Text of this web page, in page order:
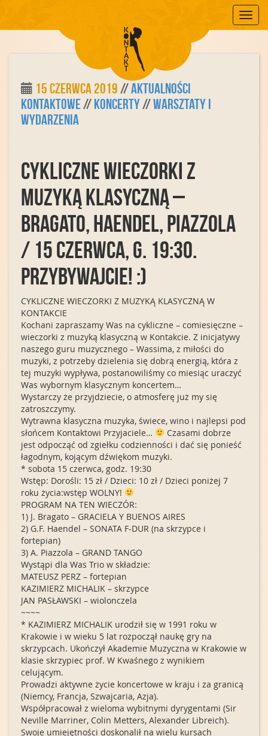
Mobile
15 czerwca 2019//Aktualności
Kontaktowe//Koncerty//Warsztaty i
Wydarzenia
CYKLICZNE WIECZORKI Z
MUZYKĄ KLASYCZNĄ –
BRAGATO, HAENDEL, PIAZZOLA
/ 15 czerwca, g. 19:30.
PRZYBYWAJCIE! :)
CYKLICZNE WIECZORKI Z MUZYKĄ KLASYCZNĄ W
KONTAKCIE
Kochani zapraszamy Was na cykliczne – comiesięczne –
wieczorki z muzyką klasyczną w Kontakcie. Z inicjatywy
naszego guru muzycznego – Wassima, z miłości do
muzyki, z potrzeby dzielenia się dobrą energią, która z
tej muzyki wypływa, postanowiliśmy co miesiąc uraczyć
Was wybornym klasycznym koncertem…
Wystarczy że przyjdziecie, o atmosferę już my się
zatroszczymy.
Wytrawna klasyczna muzyka, świece, wino i najlepsi pod
słońcem Kontaktowi Przyjaciele…
Czasami dobrze
jest odpocząć od zgiełku codzienności i dać się ponieść
łagodnym, kojącym dźwiękom muzyki.
* sobota 15 czerwca, godz. 19:30
Wstęp: Dorośli: 15 zł / Dzieci: 10 zł / Dzieci poniżej 7
roku życia:wstęp WOLNY!
PROGRAM NA TEN WIECZÓR:
1) J. Bragato – GRACIELA Y BUENOS AIRES
2) G.F. Haendel – SONATA F-DUR (na skrzypce i
fortepian)
3) A. Piazzola – GRAND TANGO
Wystąpi dla Was Trio w składzie:
MATEUSZ PERZ – fortepian
KAZIMIERZ MICHALIK – skrzypce
JAN PASŁAWSKI – wiolonczela
~~~~
* KAZIMIERZ MICHALIK urodził się w 1991 roku w
Krakowie i w wieku 5 lat rozpoczął naukę gry na
skrzypcach. Ukończył Akademie Muzyczna w Krakowie w
klasie skrzypiec prof. W Kwaśnego z wynikiem
celującym.
Prowadzi aktywne życie koncertowe w kraju i za granicą
(Niemcy, Francja, Szwajcaria, Azja).
Współpracował z wieloma wybitnymi dyrygentami (Sir
Neville Marriner, Colin Metters, Alexander Libreich).
Swoje umiejętności doskonalił na wielu kursach